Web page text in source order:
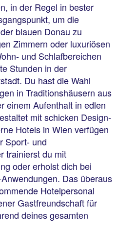
in der Regel in bester
um die
blauen Donau zu
Zimmern oder luxuriösen
und Schlafbereichen
Stunden in der
Du hast die Wahl
in Traditionshäusern aus
einem Aufenthalt in edlen
mit schicken Design-
Hotels in Wien verfügen
Sport- und
trainierst du mit
oder erholst dich bei
Das überaus
Hotelpersonal
Gastfreundschaft für
deines gesamten